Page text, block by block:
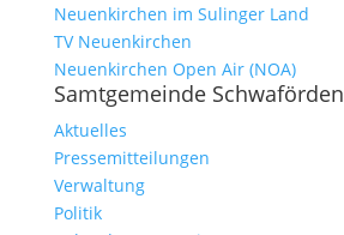
Neuenkirchen im Sulinger Land
TV Neuenkirchen
Neuenkirchen Open Air (NOA)
Samtgemeinde Schwaförden
Aktuelles
Pressemitteilungen
Verwaltung
Politik